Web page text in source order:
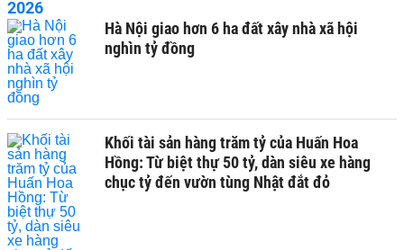
Hà Nội giao hơn 6 ha đất xây nhà xã hội
nghìn tỷ đồng
Khối tài sản hàng trăm tỷ của Huấn Hoa
Hồng: Từ biệt thự 50 tỷ, dàn siêu xe hàng
chục tỷ đến vườn tùng Nhật đắt đỏ